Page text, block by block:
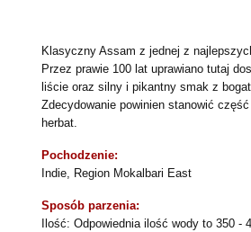
Klasyczny Assam z jednej z
Przez prawie 100 lat uprawiano tutaj
liście oraz silny i pikantny smak z
Zdecydowanie powinien stanowić
herbat.
Pochodzenie:
Indie, Region Mokalbari East
Sposób parzenia:
Ilość: Odpowiednia ilość wody to 350 -